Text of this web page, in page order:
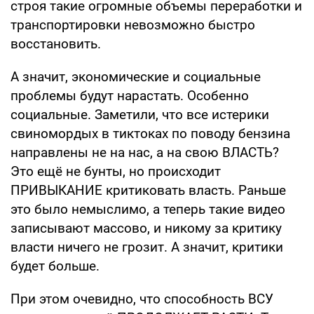
строя такие огромные объемы переработки и
транспортировки невозможно быстро
восстановить.
А значит, экономические и социальные
проблемы будут нарастать. Особенно
социальные. Заметили, что все истерики
свиномордых в тиктоках по поводу бензина
направлены не на нас, а на свою ВЛАСТЬ?
Это ещё не бунты, но происходит
ПРИВЫКАНИЕ критиковать власть. Раньше
это было немыслимо, а теперь такие видео
записывают массово, и никому за критику
власти ничего не грозит. А значит, критики
будет больше.
При этом очевидно, что способность ВСУ